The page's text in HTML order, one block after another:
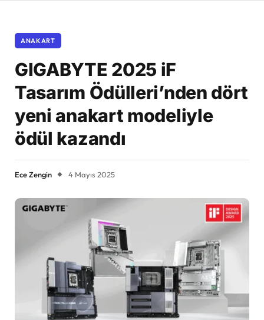
ANAKART
GIGABYTE 2025 iF
Tasarım Ödülleri’nden dört
yeni anakart modeliyle
ödül kazandı
Ece Zengin 4 Mayıs 2025